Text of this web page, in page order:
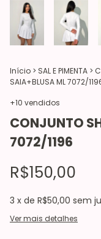
Início > SAL E PIMENTA >
SAIA+BLUSA ML 7072/
+10 vendidos
CONJUNTO
7072/1196
R$150,00
3 x de R$50,00 sem
Ver mais detalhes